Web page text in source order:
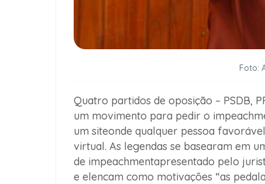
Foto:
Quatro partidos de oposição – PSDB,
um movimento para pedir o
um siteonde qualquer pessoa
virtual. As legendas se basearam em
de impeachmentapresentado pelo
e elencam como motivações “as